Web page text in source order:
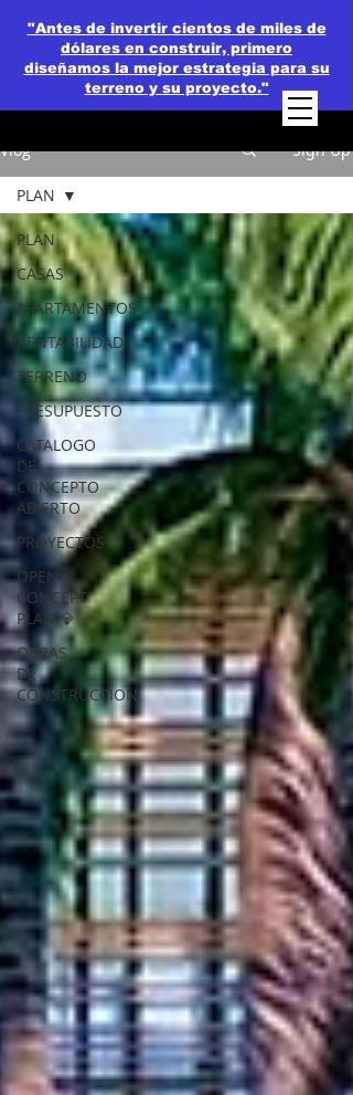
"Antes de invertir cientos de miles de
dólares en construir, primero
diseñamos la mejor estrategia para su
terreno y su proyecto."
Vlog Sign Up
PLAN
CASAS
APARTAMENTOS
RENTABILIDAD
TERRENO
PRESUPUESTO
CATALOGO
DE
CONCEPTO
ABIERTO
PROYECTOS
OPEN
CONCEPT
PLAN 💎
OBRAS
DE
CONSTRUCCION
PLAN